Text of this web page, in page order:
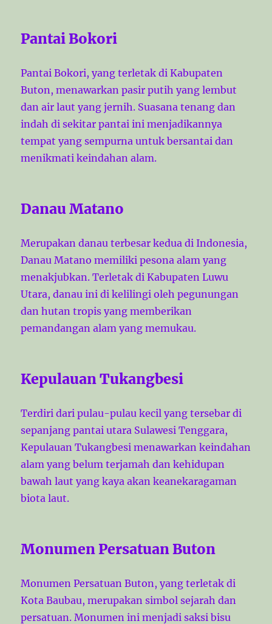
Pantai Bokori
Pantai Bokori, yang terletak di Kabupaten
Buton, menawarkan pasir putih yang lembut
dan air laut yang jernih. Suasana tenang dan
indah di sekitar pantai ini menjadikannya
tempat yang sempurna untuk bersantai dan
menikmati keindahan alam.
Danau Matano
Merupakan danau terbesar kedua di Indonesia,
Danau Matano memiliki pesona alam yang
menakjubkan. Terletak di Kabupaten Luwu
Utara, danau ini di kelilingi oleh pegunungan
dan hutan tropis yang memberikan
pemandangan alam yang memukau.
Kepulauan Tukangbesi
Terdiri dari pulau-pulau kecil yang tersebar di
sepanjang pantai utara Sulawesi Tenggara,
Kepulauan Tukangbesi menawarkan keindahan
alam yang belum terjamah dan kehidupan
bawah laut yang kaya akan keanekaragaman
biota laut.
Monumen Persatuan Buton
Monumen Persatuan Buton, yang terletak di
Kota Baubau, merupakan simbol sejarah dan
persatuan. Monumen ini menjadi saksi bisu